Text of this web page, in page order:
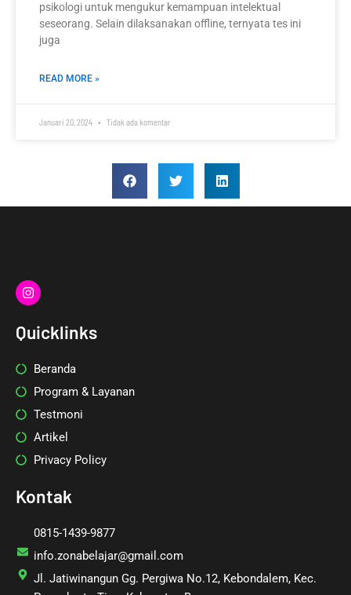
psikologi untuk mengukur kemampuan intelektual
seseorang. Selain dilaksanakan offline, ternyata tes ini
juga
READ MORE »
Januari 20, 2024 Tidak ada komentar
I
n
s
a
m
Quicklinks
Beranda
Program & Layanan
Testmoni
Artikel
Privacy Policy
Kontak
0815-1439-9877
info.zonabelajar@gmail.com
Jl. Jatiwinangun Gg. Pergiwa No.12, Kebondalem, Kec.